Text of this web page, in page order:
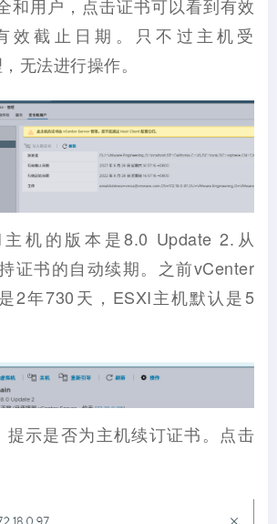
和用户，点击证书可以看到有效
效截止日期。只不过主机受
无法进行操作。
机的版本是8.0 Update 2.从
证书的自动续期。之前vCenter
2年730天，ESXI主机默认是5
提示是否为主机续订证书。点击